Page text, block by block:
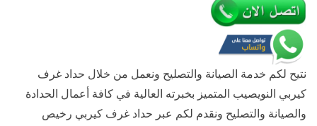
نتيح لكم خدمة الصيانة والتصليح ونعمل من خلال حداد غرف
كيربي النويصيب المتميز بخبرته العالية في كافة أعمال الحدادة
والصيانة والتصليح ونقدم لكم عبر حداد غرف كيربي رخيص